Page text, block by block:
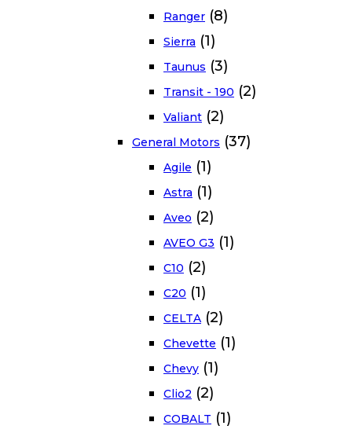
Ranger (8)
Sierra (1)
Taunus (3)
Transit - 190 (2)
Valiant (2)
General Motors (37)
Agile (1)
Astra (1)
Aveo (2)
AVEO G3 (1)
C10 (2)
C20 (1)
CELTA (2)
Chevette (1)
Chevy (1)
Clio2 (2)
COBALT (1)